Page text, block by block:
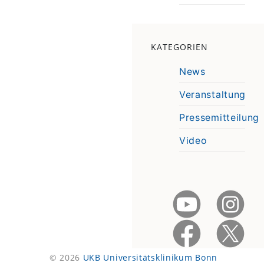
KATEGORIEN
News
Veranstaltung
Pressemitteilung
Video
© 2026 UKB Universitätsklinikum Bonn